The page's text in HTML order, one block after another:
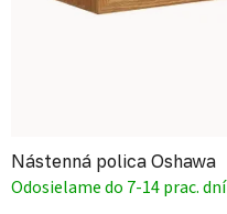
Nástenná polica Oshawa
Odosielame do 7-14 prac. dní